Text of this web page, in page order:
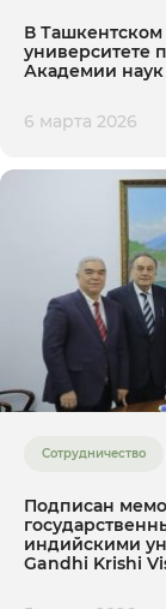
В Ташкентском
университете
Академии наук
6 марта 2026
Сотрудничество
Подписан
индийскими
Gandhi Krishi